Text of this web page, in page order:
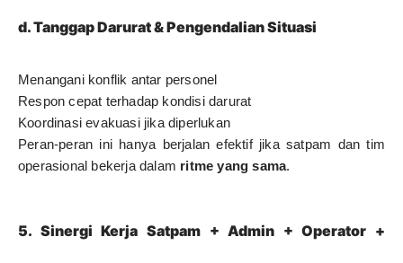
d. Tanggap Darurat & Pengendalian Situasi
Menangani konflik antar personel
Respon cepat terhadap kondisi darurat
Koordinasi evakuasi jika diperlukan
Peran-peran ini hanya berjalan efektif jika satpam dan tim
operasional bekerja dalam ritme yang sama.
5. Sinergi Kerja Satpam + Admin + Operator +